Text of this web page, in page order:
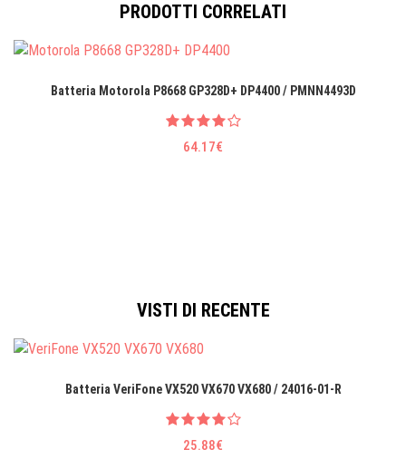
PRODOTTI CORRELATI
Batteria Motorola P8668 GP328D+ DP4400 / PMNN4493D
64.17€
VISTI DI RECENTE
Batteria VeriFone VX520 VX670 VX680 / 24016-01-R
25.88€